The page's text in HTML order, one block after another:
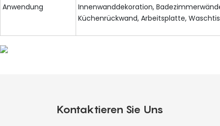
Anwendung
Innenwanddekoration,
Küchenrückwand, Arbeitsplatte,
Kontaktieren Sie Uns